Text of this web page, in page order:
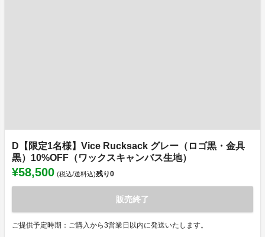
D【限定1名様】Vice Rucksack グレー（ロゴ黒・金具
黒）10%OFF（ワックスキャンバス生地）
¥58,500 (税込/送料込)残り0
販売終了
ご提供予定時期：ご購入から3営業日以内に発送いたします。